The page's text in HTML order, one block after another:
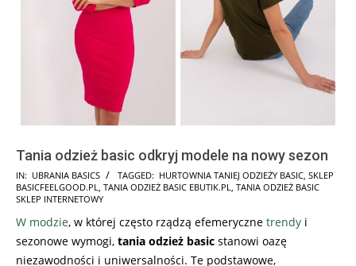
Tania odzież basic odkryj modele na nowy sezon
2025-
12-
IN: UBRANIA BASICS TAGGED: HURTOWNIA TANIEJ ODZIEŻY BASIC, SKLEP
BASICFEELGOOD.PL, TANIA ODZIEŻ BASIC EBUTIK.PL, TANIA ODZIEŻ BASIC
SKLEP INTERNETOWY
W modzie, w której często rządzą efemeryczne trendy i
sezonowe wymogi, tania odzież basic stanowi oazę
niezawodności i uniwersalności. Te podstawowe,